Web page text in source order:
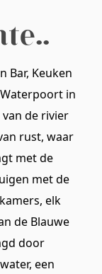
Bar, Keuken
in
de rivier
rust, waar
met de
met de
elk
de Blauwe
door
een